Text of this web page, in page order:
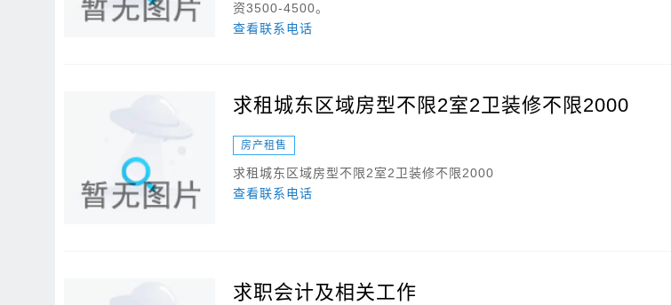
资3500-4500。
查看联系电话
求租城东区域房型不限2室2卫装修不限2000
房产租售
求租城东区域房型不限2室2卫装修不限2000
查看联系电话
求职会计及相关工作